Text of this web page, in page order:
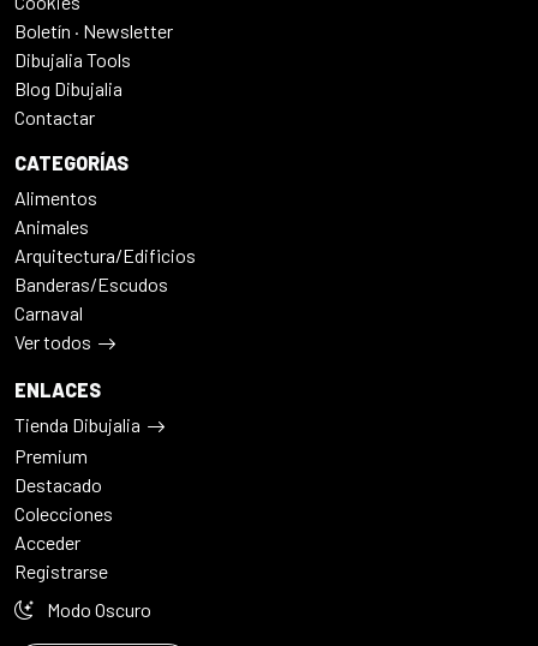
Boletín · Newsletter
Dibujalia Tools
Blog Dibujalia
Contactar
CATEGORÍAS
Alimentos
Animales
Arquitectura/Edificios
Banderas/Escudos
Carnaval
Ver todos
ENLACES
Tienda Dibujalia
Premium
Destacado
Colecciones
Acceder
Registrarse
Modo Oscuro